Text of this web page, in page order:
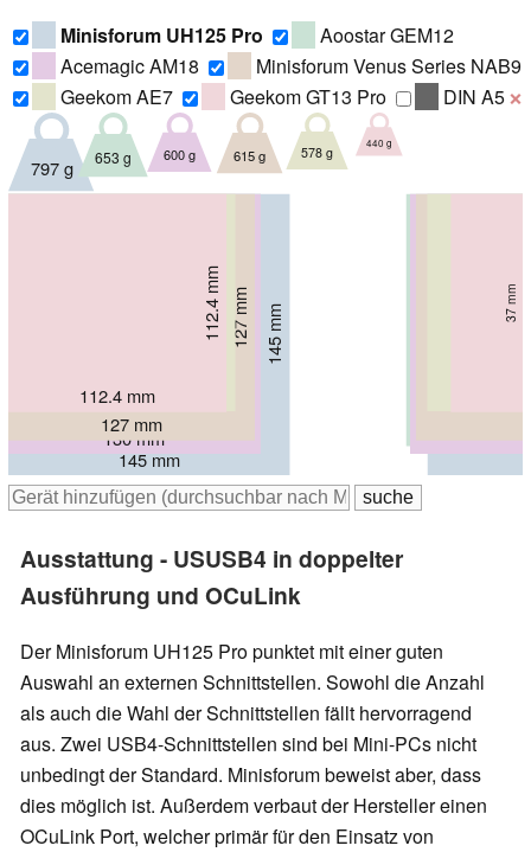
Minisforum UH125 Pro
Aoostar GEM12
Acemagic AM18
Minisforum Venus Series NAB9
Geekom AE7
Geekom GT13 Pro DIN A5 ❌
145 mm
145 mm 49 mm
797 g
130 mm
130 mm 60 mm
653 g
130 mm
134 mm 58 mm
600 g
127 mm
127 mm 55 mm
615 g
117 mm
112 mm 49.2 mm
578 g
112.4 mm
112.4 mm 37 mm
440 g
Ausstattung - USUSB4 in doppelter
Ausführung und OCuLink
Der Minisforum UH125 Pro punktet mit einer guten
Auswahl an externen Schnittstellen. Sowohl die Anzahl
als auch die Wahl der Schnittstellen fällt hervorragend
aus. Zwei USB4-Schnittstellen sind bei Mini-PCs nicht
unbedingt der Standard. Minisforum beweist aber, dass
dies möglich ist. Außerdem verbaut der Hersteller einen
OCuLink Port, welcher primär für den Einsatz von